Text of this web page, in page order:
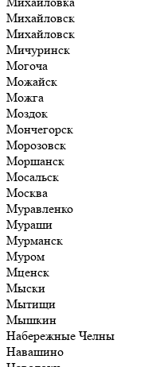
Михайловск
Михайловск
Мичуринск
Могоча
Можайск
Можга
Моздок
Мончегорск
Морозовск
Моршанск
Мосальск
Москва
Муравленко
Мураши
Мурманск
Муром
Мценск
Мыски
Мытищи
Мышкин
Набережные Челны
Навашино